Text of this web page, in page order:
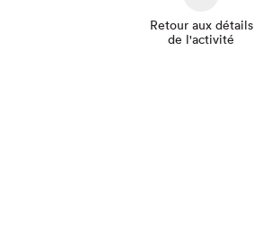
Retour aux détails
de l'activité